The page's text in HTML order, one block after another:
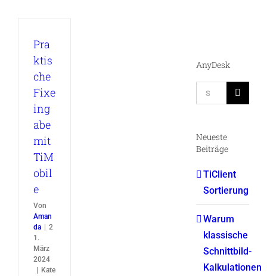
Pra
ktis
che
Fixe
ing
abe
mit
TiM
obil
e
Von
Aman
da
2
1.
März
2024
Kate
AnyDesk
Suche
nach:
Neueste
Beiträge
TiClient
Sortierung
Warum
klassische
Schnittbild-
Kalkulationen